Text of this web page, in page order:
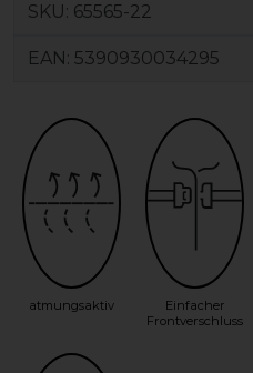
SKU: 65565-22
EAN: 5390930034295
atmungsaktiv
Einfacher
Frontverschluss